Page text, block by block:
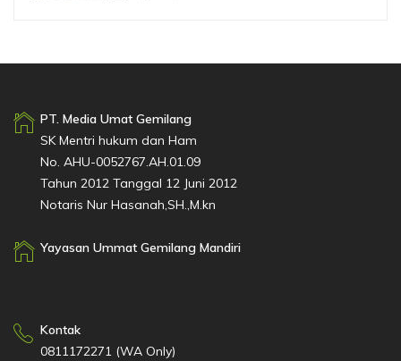
PT. Media Umat Gemilang
SK Mentri hukum dan Ham
No. AHU-0052767.AH.01.09
Tahun 2012 Tanggal 12 Juni 2012
Notaris Nur Hasanah,SH.,M.kn
Yayasan Ummat Gemilang Mandiri
Kontak
0811172271 (WA Only)